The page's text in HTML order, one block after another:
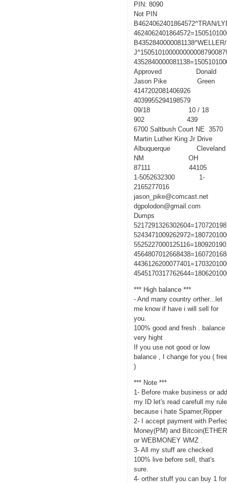
PIN: 8090
Not PIN
B4624062401864572^TRAN/
Approved Donald
Jason Pike Green
4147202081406926
4039955294198579
09/18 10 / 18
902 439
6700 Saltbush Court NE 3570
Martin Luther King Jr Drive
Albuquerque Cleveland
NM OH
87111 44105
1-5052632300 1-
2165277016
jason_pike@comcast.net
dgpolodon@gmail.com
Dumps
*** High balance ***
- And many country orther...let
me know if have i will sell for
you.
100% good and fresh . balance
very hight
If you use not good or low
balance , I change for you (
)
*** Note ***
1- Before make business or
my ID let's read carefull my rule
because i hate Spamer,Ripper
2- I accept payment with
Money(PM) and
or WEBMONEY WMZ .
3- All my stuff are checked
100% live before sell, that's
sure.
4- orther stuff you can buy 1 for